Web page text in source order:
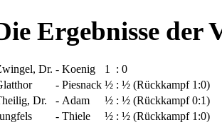
Ergebnisse der
Dr. - Koenig 1 : 0
- Piesnack ½ : ½ (Rückkampf 1:0)
Dr.
- Adam ½ : ½ (Rückkampf 0:1)
- Thiele ½ : ½ (Rückkampf 1:0)